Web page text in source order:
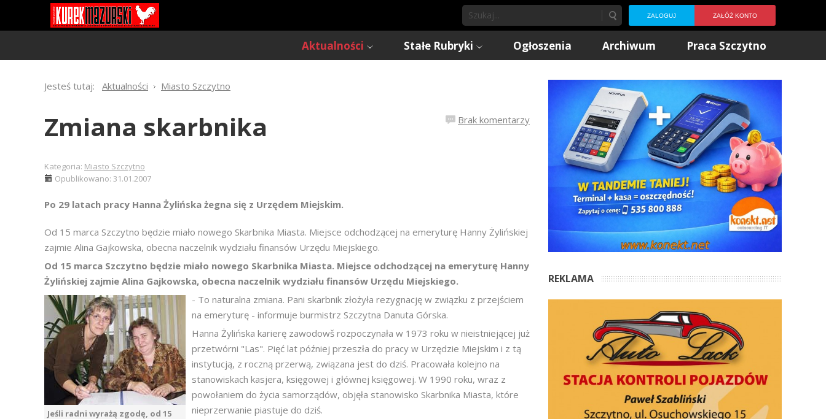
ZALOGUJ ZAŁÓŻ KONTO
Aktualności Stałe Rubryki Ogłoszenia Archiwum Praca Szczytno
Jesteś tutaj: Aktualności Miasto Szczytno
Brak komentarzy
Zmiana skarbnika
Kategoria: Miasto Szczytno
Opublikowano: 31.01.2007
Po 29 latach pracy Hanna Żylińska żegna się z Urzędem Miejskim.
Od 15 marca Szczytno będzie miało nowego Skarbnika Miasta. Miejsce odchodzącej na emeryturę Hanny Żylińskiej
zajmie Alina Gajkowska, obecna naczelnik wydziału finansów Urzędu Miejskiego.
Od 15 marca Szczytno będzie miało nowego Skarbnika Miasta. Miejsce odchodzącej na emeryturę Hanny
Żylińskiej zajmie Alina Gajkowska, obecna naczelnik wydziału finansów Urzędu Miejskiego.
Jeśli radni wyrażą zgodę, od 15
- To naturalna zmiana. Pani skarbnik złożyła rezygnację w związku z przejściem
na emeryturę - informuje burmistrz Szczytna Danuta Górska.
Hanna Żylińska karierę zawodowš rozpoczynała w 1973 roku w nieistniejącej już
przetwórni "Las". Pięć lat później przeszła do pracy w Urzędzie Miejskim i z tą
instytucją, z roczną przerwą, związana jest do dziś. Pracowała kolejno na
stanowiskach kasjera, księgowej i głównej księgowej. W 1990 roku, wraz z
powołaniem do życia samorządów, objęła stanowisko Skarbnika Miasta, które
nieprzerwanie piastuje do dziś.
REKLAMA